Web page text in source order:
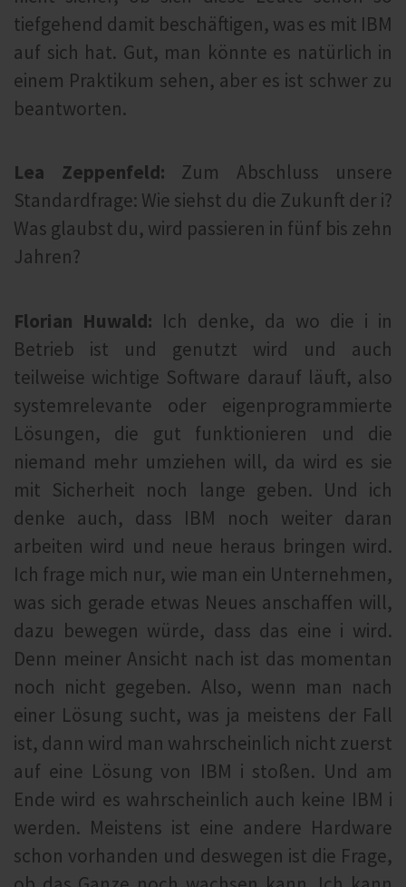
tiefgehend damit beschäftigen, was es mit IBM
auf sich hat. Gut, man könnte es natürlich in
einem Praktikum sehen, aber es ist schwer zu
beantworten.
Lea Zeppenfeld: Zum Abschluss unsere
Standardfrage: Wie siehst du die Zukunft der i?
Was glaubst du, wird passieren in fünf bis zehn
Jahren?
Florian Huwald: Ich denke, da wo die i in
Betrieb ist und genutzt wird und auch
teilweise wichtige Software darauf läuft, also
systemrelevante oder eigenprogrammierte
Lösungen, die gut funktionieren und die
niemand mehr umziehen will, da wird es sie
mit Sicherheit noch lange geben. Und ich
denke auch, dass IBM noch weiter daran
arbeiten wird und neue heraus bringen wird.
Ich frage mich nur, wie man ein Unternehmen,
was sich gerade etwas Neues anschaffen will,
dazu bewegen würde, dass das eine i wird.
Denn meiner Ansicht nach ist das momentan
noch nicht gegeben. Also, wenn man nach
einer Lösung sucht, was ja meistens der Fall
ist, dann wird man wahrscheinlich nicht zuerst
auf eine Lösung von IBM i stoßen. Und am
Ende wird es wahrscheinlich auch keine IBM i
werden. Meistens ist eine andere Hardware
schon vorhanden und deswegen ist die Frage,